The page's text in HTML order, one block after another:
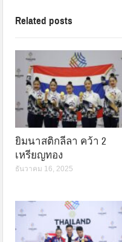
Related posts
ยิมนาสติกลีลา คว้า 2
เหรียญทอง
ธันวาคม 16, 2025